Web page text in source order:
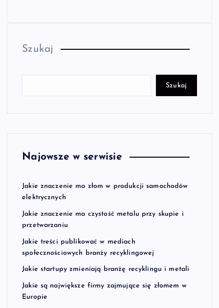
Szukaj
Szukaj
Najowsze w serwisie
Jakie znaczenie ma złom w produkcji samochodów
elektrycznych
Jakie znaczenie ma czystość metalu przy skupie i
przetwarzaniu
Jakie treści publikować w mediach
społecznościowych branży recyklingowej
Jakie startupy zmieniają branżę recyklingu i metali
Jakie są największe firmy zajmujące się złomem w
Europie